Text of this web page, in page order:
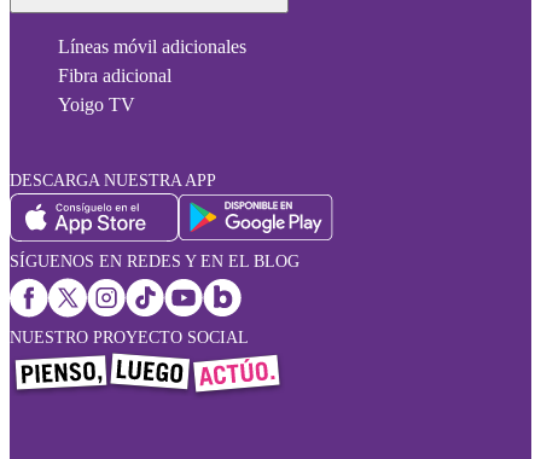
Líneas móvil adicionales
Fibra adicional
Yoigo TV
DESCARGA NUESTRA APP
SÍGUENOS EN REDES Y EN EL BLOG
NUESTRO PROYECTO SOCIAL